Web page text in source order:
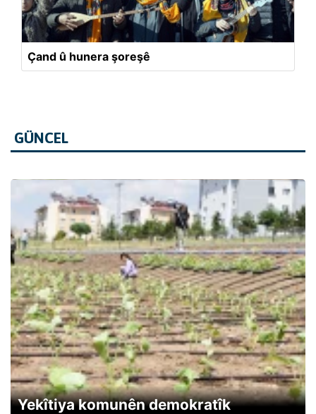
Çand û hunera şoreşê
GÜNCEL
Yekîtiya komunên demokratîk